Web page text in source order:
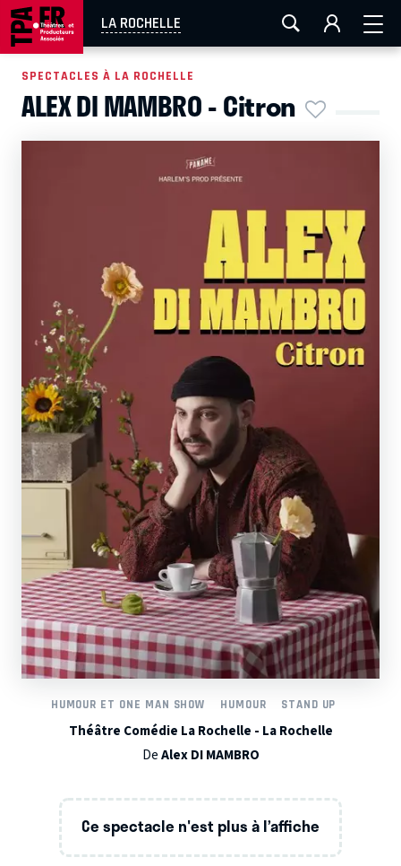
LA ROCHELLE
AIX-MARSEILLE AURAY LA ROCHELLE
EN TOURNÉE
SPECTACLES À LA ROCHELLE
ALEX DI MAMBRO - Citron
HUMOUR ET ONE MAN SHOW HUMOUR STAND UP
Théâtre Comédie La Rochelle - La Rochelle
DeAlex DI MAMBRO
Ce spectacle n'est plus à l’affiche